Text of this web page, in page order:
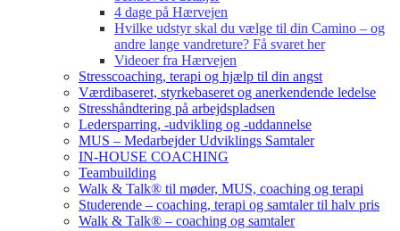
4 dage på Hærvejen
Hvilke udstyr skal du vælge til din Camino – og
andre lange vandreture? Få svaret her
Videoer fra Hærvejen
Stresscoaching, terapi og hjælp til din angst
Værdibaseret, styrkebaseret og anerkendende ledelse
Stresshåndtering på arbejdspladsen
Ledersparring, -udvikling og -uddannelse
MUS – Medarbejder Udviklings Samtaler
IN-HOUSE COACHING
Teambuilding
Walk & Talk® til møder, MUS, coaching og terapi
Studerende – coaching, terapi og samtaler til halv pris
Walk & Talk® – coaching og samtaler